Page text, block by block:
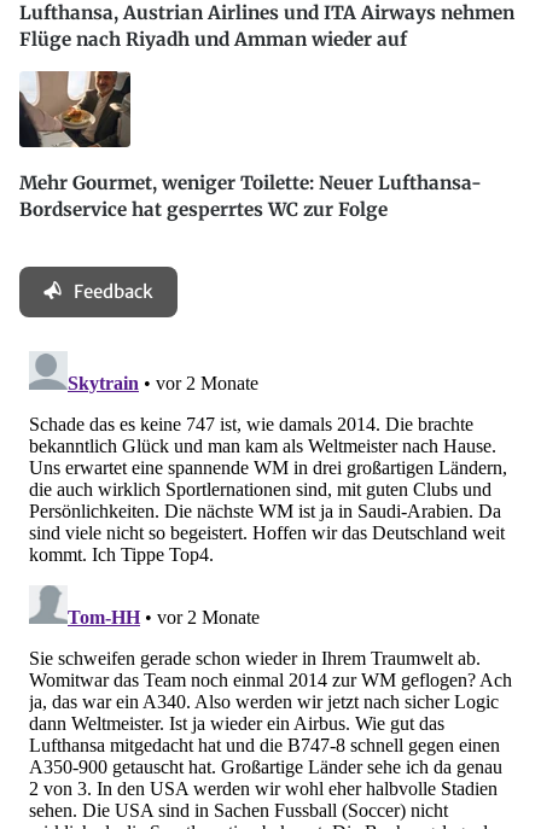
Lufthansa, Austrian Airlines und ITA Airways nehmen
Flüge nach Riyadh und Amman wieder auf
Mehr Gourmet, weniger Toilette: Neuer Lufthansa-
Bordservice hat gesperrtes WC zur Folge
Feedback